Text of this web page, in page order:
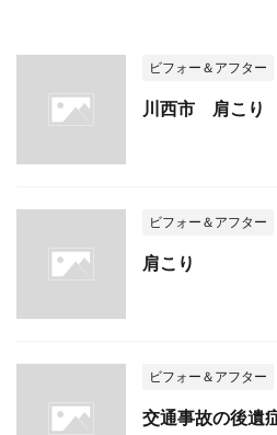
ビフォー＆アフター
川西市 肩こり
ビフォー＆アフター
肩こり
ビフォー＆アフター
交通事故の後遺